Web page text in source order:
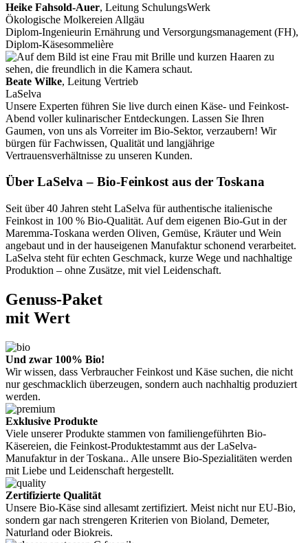
Heike Fahsold-Auer, Leitung SchulungsWerk
Ökologische Molkereien Allgäu
Diplom-Ingenieurin Ernährung und Versorgungsmanagement (FH),
Diplom-Käsesommelière
Beate Wilke, Leitung Vertrieb
LaSelva
Unsere Experten führen Sie live durch einen Käse- und Feinkost-
Abend voller kulinarischer Entdeckungen. Lassen Sie Ihren
Gaumen, von uns als Vorreiter im Bio-Sektor, verzaubern! Wir
bürgen für Fachwissen, Qualität und langjährige
Vertrauensverhältnisse zu unseren Kunden.
Über LaSelva – Bio-Feinkost aus der Toskana
Seit über 40 Jahren steht LaSelva für authentische italienische
Feinkost in 100 % Bio-Qualität. Auf dem eigenen Bio-Gut in der
Maremma-Toskana werden Oliven, Gemüse, Kräuter und Wein
angebaut und in der hauseigenen Manufaktur schonend verarbeitet.
LaSelva steht für echten Geschmack, kurze Wege und nachhaltige
Produktion – ohne Zusätze, mit viel Leidenschaft.
Genuss-Paket
mit Wert
Und zwar 100% Bio!
Wir wissen, dass Verbraucher Feinkost und Käse suchen, die nicht
nur geschmacklich überzeugen, sondern auch nachhaltig produziert
werden.
Exklusive Produkte
Viele unserer Produkte stammen von familiengeführten Bio-
Käsereien, die Feinkost-Produktestammt aus der LaSelva-
Manufaktur in der Toskana.. Alle unsere Bio-Spezialitäten werden
mit Liebe und Leidenschaft hergestellt.
Zertifizierte Qualität
Unsere Bio-Käse sind allesamt zertifiziert. Meist nicht nur EU-Bio,
sondern gar nach strengeren Kriterien von Bioland, Demeter,
Naturland oder Biokreis.